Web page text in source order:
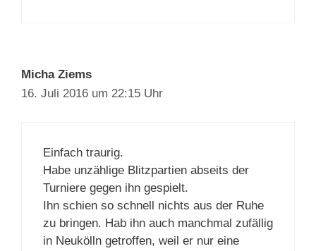
Micha Ziems
16. Juli 2016 um 22:15 Uhr
Einfach traurig.
Habe unzählige Blitzpartien abseits der
Turniere gegen ihn gespielt.
Ihn schien so schnell nichts aus der Ruhe
zu bringen. Hab ihn auch manchmal zufällig
in Neukölln getroffen, weil er nur eine